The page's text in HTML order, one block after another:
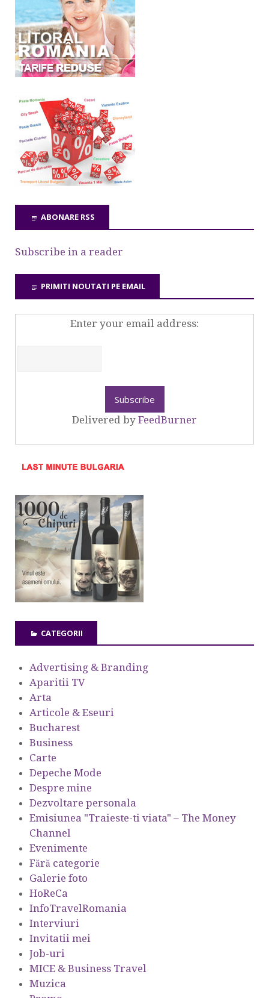
ABONARE RSS
Subscribe in a reader
PRIMITI NOUTATI PE EMAIL
Enter your email address:
Delivered by FeedBurner
CATEGORII
Advertising & Branding
Aparitii TV
Arta
Articole & Eseuri
Bucharest
Business
Carte
Depeche Mode
Despre mine
Dezvoltare personala
Emisiunea "Traieste-ti viata" – The Money
Channel
Evenimente
Fără categorie
Galerie foto
HoReCa
InfoTravelRomania
Interviuri
Invitatii mei
Job-uri
MICE & Business Travel
Muzica